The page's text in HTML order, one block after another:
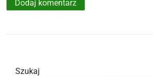
Szukaj